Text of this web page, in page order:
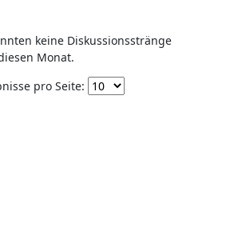
keine Diskussionsstränge
Monat.
pro Seite: